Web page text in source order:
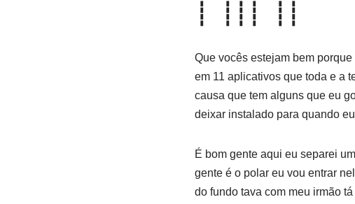
┊ ┊┊┊ ┊┊
Que vocês estejam bem
em 11 aplicativos que toda e a
causa que tem alguns que eu
deixar instalado para quando
É bom gente aqui eu separei
gente é o polar eu vou entrar
do fundo tava com meu irmão